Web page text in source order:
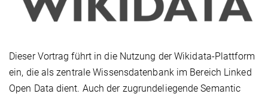
Dieser Vortrag führt in die Nutzung der Wikidata-Plattform
ein, die als zentrale Wissensdatenbank im Bereich Linked
Open Data dient. Auch der zugrundeliegende Semantic